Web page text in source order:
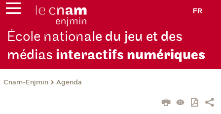
FR
École nationale du jeu et des
médias interactifs numériques
Cnam-Enjmin Agenda